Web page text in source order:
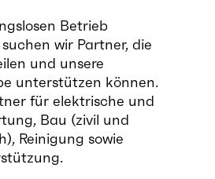
Betrieb
wir Partner, die
und unsere
unterstützen können.
für elektrische und
Bau (zivil und
Reinigung sowie